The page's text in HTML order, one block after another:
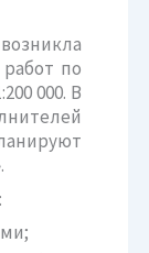
по
000. В